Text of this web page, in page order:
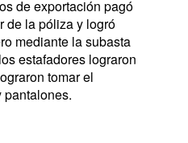
de exportación pagó
de la póliza y logró
mediante la subasta
estafadores lograron
tomar el
pantalones.